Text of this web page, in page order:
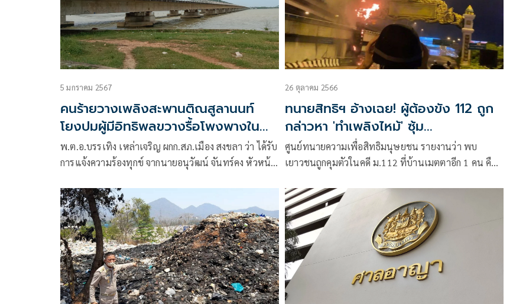
5 มกราคม 2567
คนร้ายวางเพลิงสะพานติณสูลานนท์
โยงปมผู้มีอิทธิพลขวางรื้อโพงพางใน
ทะเลสาบสงขลา
พ.ต.อ.บรรเทิง เหล่าเจริญ ผกก.สภ.เมือง สงขลา ว่า ได้รับ
การแจ้งความร้องทุกข์ จากนายอนุวัฒน์ จันทร์คง หัวหน้า
เพลิงเผาฐานสะพานติณสูลานนท์ ซึ่งเป็นสะพานข้าม
ทะเลสาบสงขลา
26 ตุลาคม 2566
ทนายสิทธิฯ อ้างเฉย! ผู้ต้องขัง 112 ถูก
กล่าวหา 'ทำเพลิงไหม้' ซุ้ม
เฉลิมพระเกียรติ
ศูนย์ทนายความเพื่อสิทธิมนุษยชน รายงานว่า พบ
เยาวชนถูกคุมตัวในคดี ม.112 ที่บ้านเมตตาอีก 1 คน คือ
เฉลิมพระเกียรติ เมื่อปี 64 ผู้ต้องขัง 112 ระหว่างสู้คดี
เพิ่มเป็น 13 คน (เป็นเยาวชน 2 คน)